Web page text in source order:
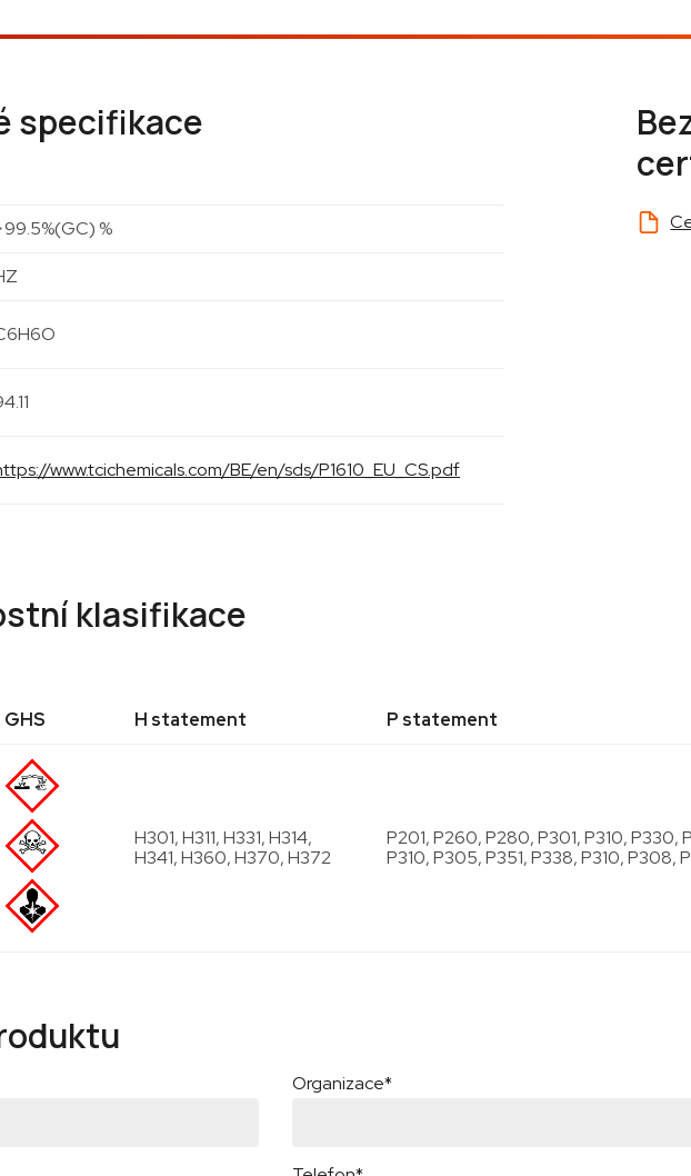
specifikace
%
www.tcichemicals.com/BE/en/sds/P1610_EU_CS.pdf
klasifikace
GHS H statement P statement
H301, H311, H331, H314,
H341, H360, H370, H372
P201, P260, P280, P301, P310, P330,
P310, P305, P351, P338, P310, P308,
Organizace*